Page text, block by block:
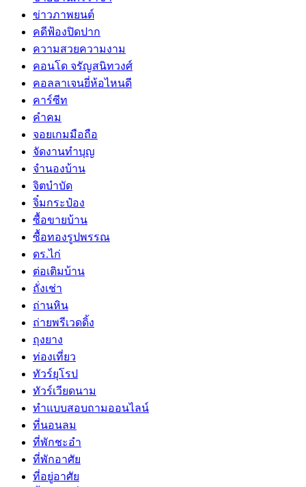
ข่าวภาพยนต์
คดีฟ้องปิดปาก
ความสวยความงาม
คอนโด จรัญสนิทวงศ์
คอลลาเจนยี่ห้อไหนดี
คาร์ซีท
คำคม
จอยเกมมือถือ
จัดงานทำบุญ
จำนองบ้าน
จิตบำบัด
จิ๋มกระป๋อง
ซื้อขายบ้าน
ซื้อทองรูปพรรณ
ดร.ไก่
ต่อเติมบ้าน
ถั่งเช่า
ถ่านหิน
ถ่ายพรีเวดดิ้ง
ถุงยาง
ท่องเที่ยว
ทัวร์ยุโรป
ทัวร์เวียดนาม
ทำแบบสอบถามออนไลน์
ที่นอนลม
ที่พักชะอำ
ที่พักอาศัย
ที่อยู่อาศัย